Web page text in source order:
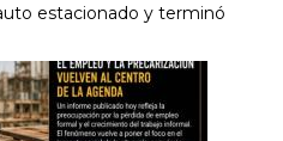
estacionado y terminó